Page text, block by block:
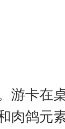
游卡在
鸽元